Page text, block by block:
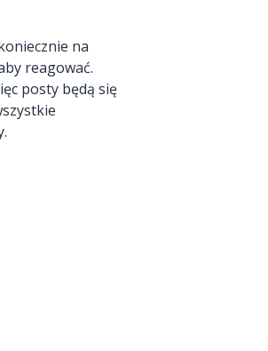
na
reagować.
posty będą się